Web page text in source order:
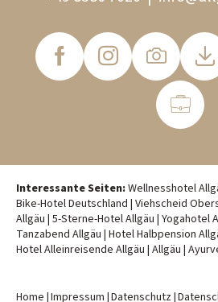
Interessante Seiten:Wellnesshotel
Bike-Hotel Deutschland | Viehscheid
Allgäu | 5-Sterne-Hotel Allgäu | Yogahotel
Tanzabend Allgäu | Hotel Halbpension
Hotel Alleinreisende Allgäu | Allgäu |
Home |Impressum |Datenschutz|